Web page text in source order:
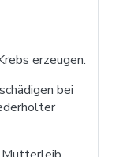
erzeugen.
bei